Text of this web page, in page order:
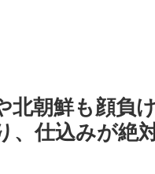
北朝鮮も顔負
、仕込みが絶